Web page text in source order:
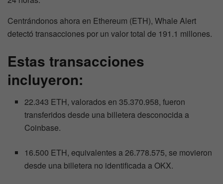
Centrándonos ahora en Ethereum (ETH), Whale Alert
detectó transacciones por un valor total de 191.1 millones.
Estas transacciones
incluyeron:
22.343 ETH, valorados en 35.370.958, fueron
transferidos desde una billetera desconocida a
Coinbase.
16.500 ETH, equivalentes a 26.778.575, se movieron
desde una billetera no identificada a OKX.